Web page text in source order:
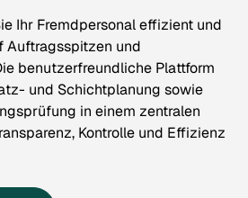
Ihr Fremdpersonal effizient und
Auftragsspitzen und
benutzerfreundliche Plattform
und Schichtplanung sowie
in einem zentralen
Kontrolle und Effizienz